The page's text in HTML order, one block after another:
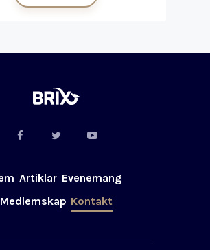
Artiklar Evenemang
Medlemskap Kontakt